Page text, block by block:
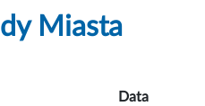
Miasta
Data